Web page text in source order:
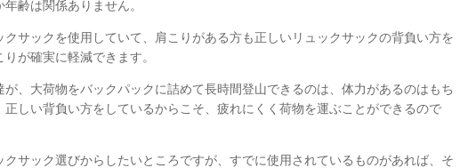
齢は関係ありません。
クサックを使用していて、肩こりがある方も正しいリュックサックの背負い方を
が確実に軽減できます。
が、大荷物をバックパックに詰めて長時間登山できるのは、体力があるのはもち
正しい背負い方をしているからこそ、疲れにくく荷物を運ぶことができるので
クサック選びからしたいところですが、すでに使用されているものがあれば、そ